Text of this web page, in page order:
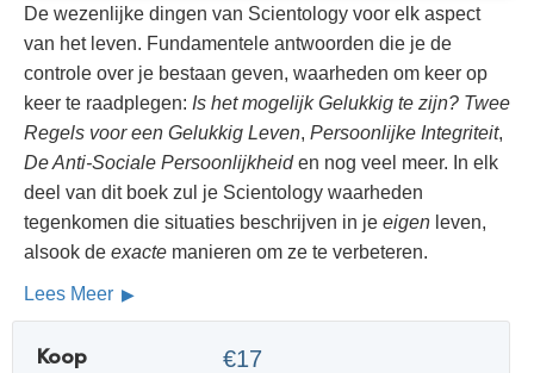
De wezenlijke dingen van Scientology voor elk aspect
van het leven. Fundamentele antwoorden die je de
controle over je bestaan geven, waarheden om keer op
keer te raadplegen: Is het mogelijk Gelukkig te zijn? Twee
Regels voor een Gelukkig Leven, Persoonlijke Integriteit,
De Anti-Sociale Persoonlijkheiden nog veel meer. In elk
deel van dit boek zul je Scientology waarheden
tegenkomen die situaties beschrijven in je eigen leven,
alsook de exacte manieren om ze te verbeteren.
Lees Meer
Koop €17